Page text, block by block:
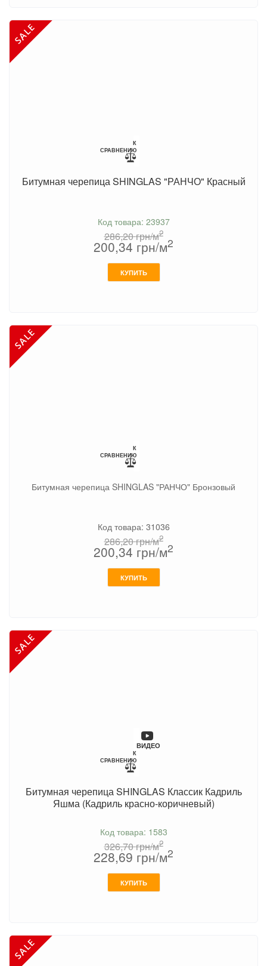
К
СРАВНЕНИЮ
Битумная черепица SHINGLAS "РАНЧО" Красный
Код товара: 23937
286,20грн/м2
200,34 грн/м2
КУПИТЬ
К
СРАВНЕНИЮ
Битумная черепица SHINGLAS "РАНЧО" Бронзовый
Код товара: 31036
286,20грн/м2
200,34 грн/м2
КУПИТЬ
ВИДЕО
К
СРАВНЕНИЮ
Битумная черепица SHINGLAS Классик Кадриль
Яшма (Кадриль красно-коричневый)
Код товара: 1583
326,70грн/м2
228,69 грн/м2
КУПИТЬ